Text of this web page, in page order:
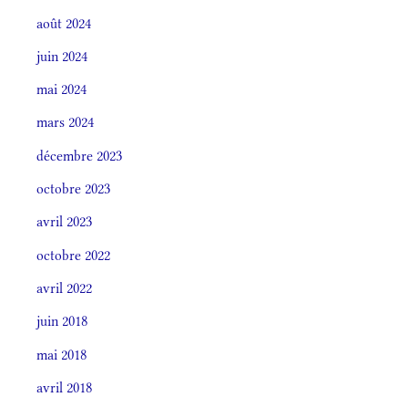
août 2024
juin 2024
mai 2024
mars 2024
décembre 2023
octobre 2023
avril 2023
octobre 2022
avril 2022
juin 2018
mai 2018
avril 2018